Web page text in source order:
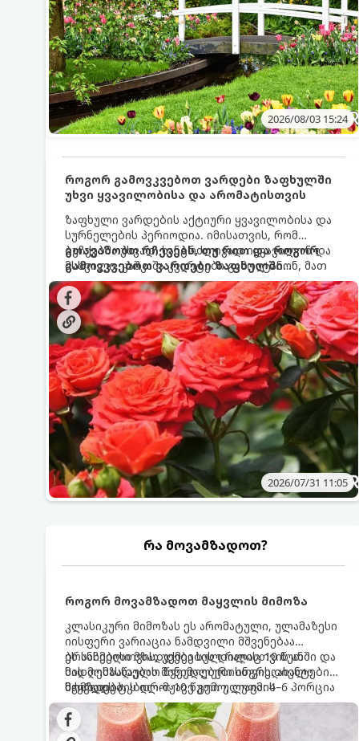
2026/08/03 15:24
როგორ გამოვკვებოთ ვარდები ზაფხულში
უხვი ყვავილობისა და არომატისთვის
ზაფხული ვარდების აქტიური ყვავილობისა და
სურნელების პერიოდია. იმისათვის, რომ
ბუჩქებმა უხვად, ხანგრძლივად იყვავილონ და
მსხვილი, კაშკაშა კვირტები გამოიტანონ, მათ
რეგულარული და სწორი გამოკვება
სჭირდებათ. ზაფხულის პერიოდში მცენარის
მოთხოვნილებები იცვლება, ამიტომ
მნიშვნელოვანია ვიცოდეთ, რომელი სასუქები
გამოიყენება ამ დროს.
გთავაზობთ რჩევებს, თუ რით და როგორ
გამოვკვებოთ ვარდები ზაფხულში
საუკეთესო შედეგის მისაღწევად:
2026/07/31 11:05
რა მოვამზადოთ?
როგორ მოვამზადოთ მაყვლის მიმოზა
კლასიკური მიმოზას ეს არომატული, ულამაზესი
იისფერი ვარიაცია ნამდვილი მშვენებაა
ბრანჩებისთვის, უქმეების დილისთვის ან
სადღესასწაულო წვეულებებისთვის. ახალი
მაყვლის ტკბილ-მჟავე გემო, ლაიმის
ციტრუსოვანი არომატი და ცქრიალა ღვინის
ბუშტუკები ქმნის საოცრად დახვეწილ და
მაგრილებელ კოქტეილს.
ეს სასმელი მზადდება სულ რაღაც 10 წუთში და
მის მომზადებას მინიმალური ინგრედიენტები
სჭირდება.
მომზადების დრო: 10 წუთი ულუფა: 4–6 პორცია